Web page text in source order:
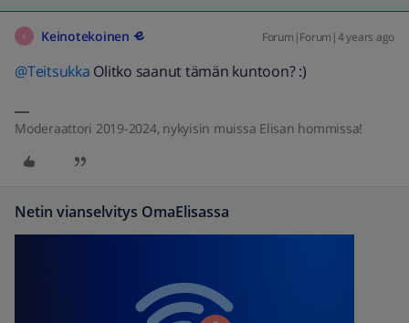
K Keinotekoinen Forum|Forum|4 years ago
@Teitsukka Olitko saanut tämän kuntoon? :)
Moderaattori 2019-2024, nykyisin muissa Elisan hommissa!
Netin vianselvitys OmaElisassa